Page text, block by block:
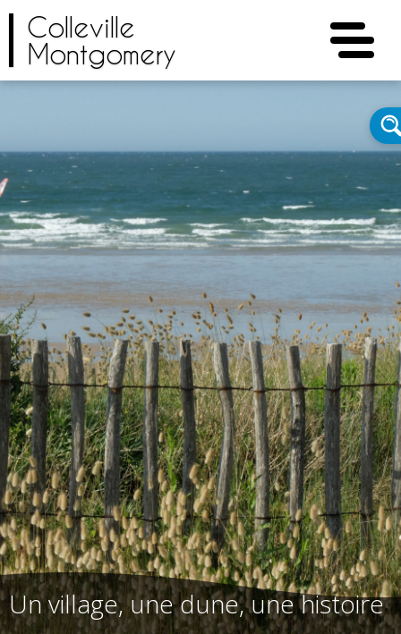
Colleville
Montgomery
Un village, une dune, une histoire